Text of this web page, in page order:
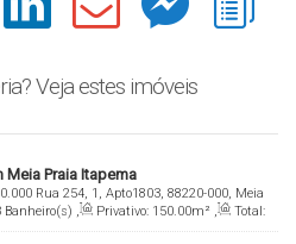
Veja estes imóveis
Meia Praia Itapema
Rua 254, 1, Apto1803, 88220-000, Meia
Brasil
Banheiro(s) , Privativo: 150.00m² ,
Total:
, Útil: 124.80m²